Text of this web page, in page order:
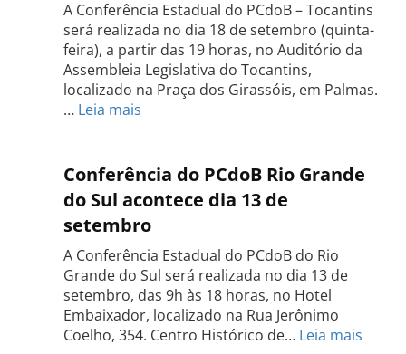
A Conferência Estadual do PCdoB – Tocantins
será realizada no dia 18 de setembro (quinta-
feira), a partir das 19 horas, no Auditório da
Assembleia Legislativa do Tocantins,
localizado na Praça dos Girassóis, em Palmas.
… Leia mais
Estadual
do
Tocantins
será
realizada
dia
18
de
setembro
Conferência do PCdoB Rio Grande
do Sul acontece dia 13 de
setembro
A Conferência Estadual do PCdoB do Rio
Grande do Sul será realizada no dia 13 de
setembro, das 9h às 18 horas, no Hotel
Embaixador, localizado na Rua Jerônimo
Coelho, 354. Centro Histórico de… Leia mais